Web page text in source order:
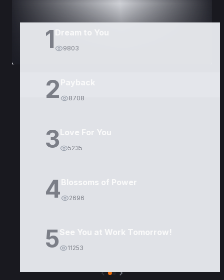
1 Dream to You
9803
2 8708
3Love For You
5235
4Blossoms of Power
2696
5See You at Work Tomorrow!
11253